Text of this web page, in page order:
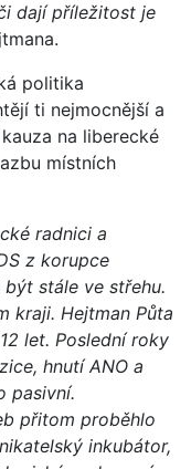
dají příležitost je
politika
ti nejmocnější a
na liberecké
místních
radnici a
z korupce
stále ve střehu.
kraji. Hejtman Půta
let. Poslední roky
hnutí ANO a
pasivní.
přitom proběhlo
inkubátor,